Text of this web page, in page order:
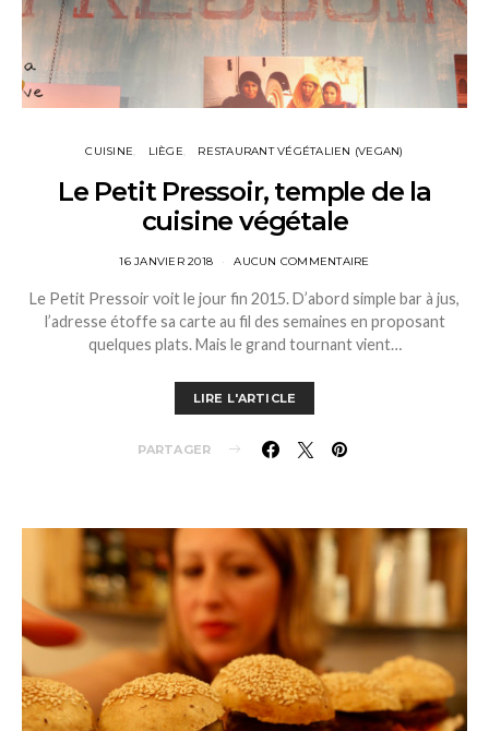
CUISINE LIÈGE RESTAURANT VÉGÉTALIEN (VEGAN)
Le Petit Pressoir, temple de la
cuisine végétale
16 JANVIER 2018 AUCUN COMMENTAIRE
Le Petit Pressoir voit le jour fin 2015. D’abord simple bar à jus,
l’adresse étoffe sa carte au fil des semaines en proposant
quelques plats. Mais le grand tournant vient…
LIRE L'ARTICLE
PARTAGER